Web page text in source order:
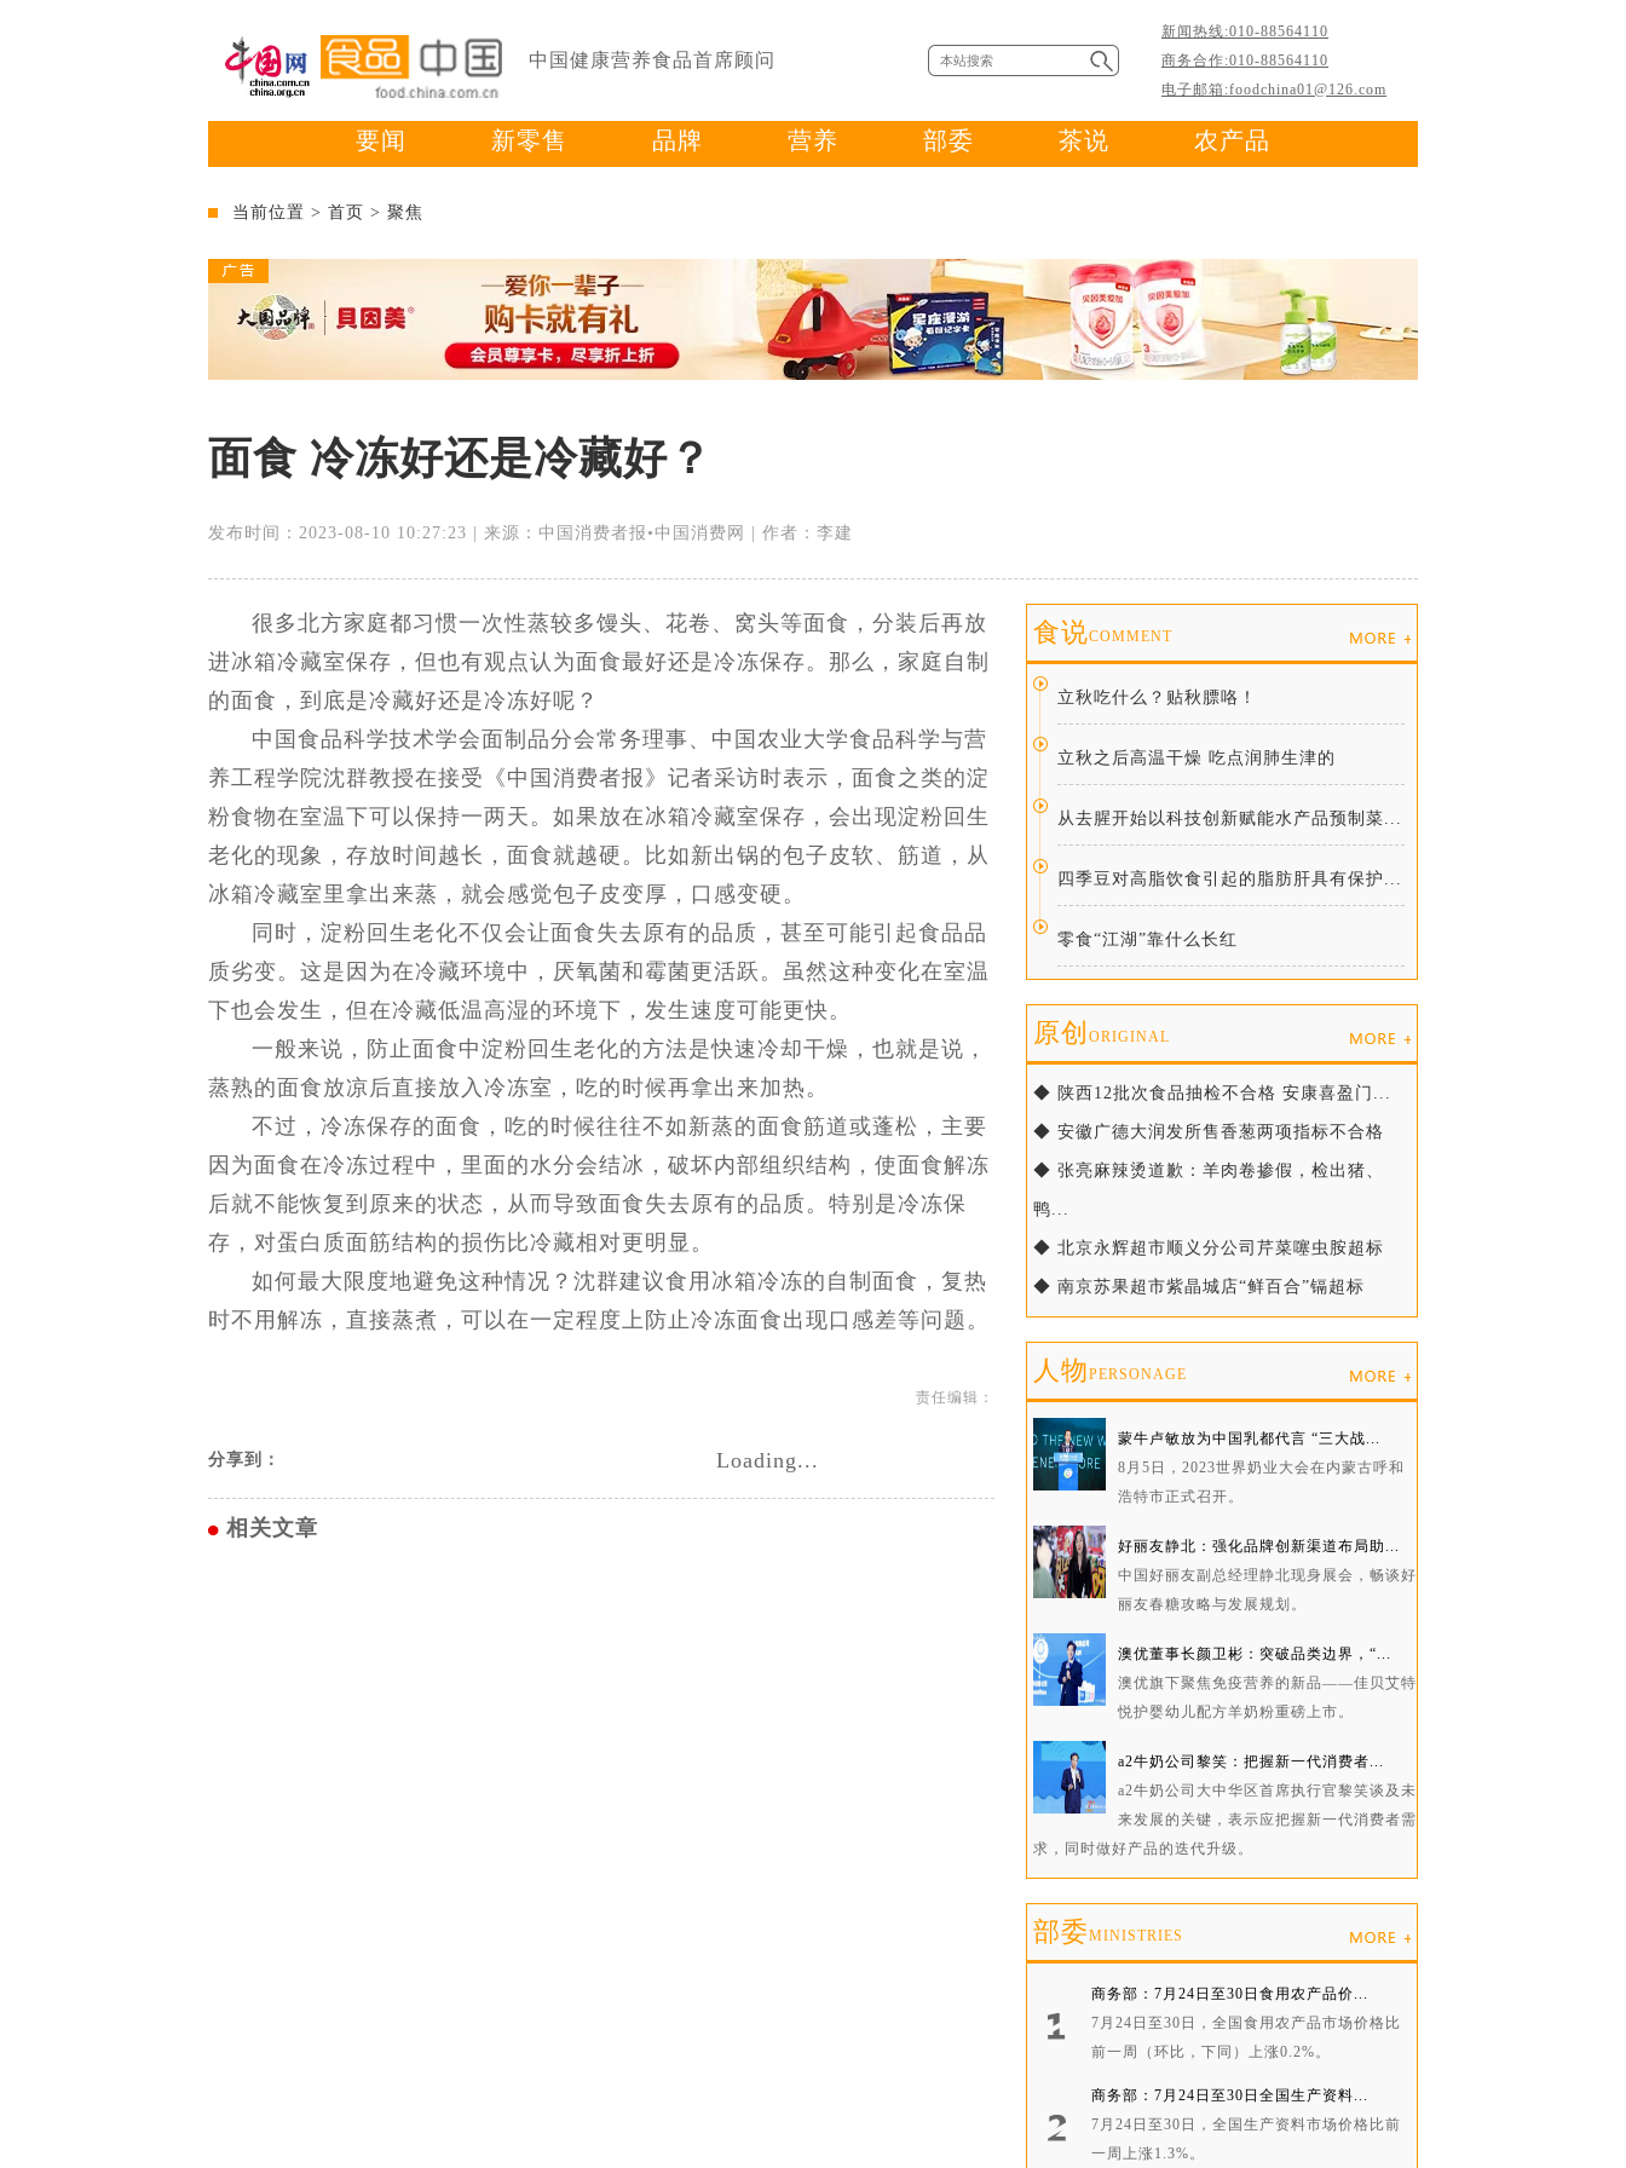
中国健康营养食品首席顾问
新闻热线:010-88564110
商务合作:010-88564110
电子邮箱:foodchina01@126.com
要闻 新零售 品牌 营养 部委 茶说 农产品
当前位置 > 首页 > 聚焦
面食 冷冻好还是冷藏好？
发布时间：2023-08-10 10:27:23 | 来源：中国消费者报•中国消费网 | 作者：李建
很多北方家庭都习惯一次性蒸较多馒头、花卷、窝头等面食，分装后再放
进冰箱冷藏室保存，但也有观点认为面食最好还是冷冻保存。那么，家庭自制
的面食，到底是冷藏好还是冷冻好呢？
中国食品科学技术学会面制品分会常务理事、中国农业大学食品科学与营
养工程学院沈群教授在接受《中国消费者报》记者采访时表示，面食之类的淀
粉食物在室温下可以保持一两天。如果放在冰箱冷藏室保存，会出现淀粉回生
老化的现象，存放时间越长，面食就越硬。比如新出锅的包子皮软、筋道，从
冰箱冷藏室里拿出来蒸，就会感觉包子皮变厚，口感变硬。
同时，淀粉回生老化不仅会让面食失去原有的品质，甚至可能引起食品品
质劣变。这是因为在冷藏环境中，厌氧菌和霉菌更活跃。虽然这种变化在室温
下也会发生，但在冷藏低温高湿的环境下，发生速度可能更快。
一般来说，防止面食中淀粉回生老化的方法是快速冷却干燥，也就是说，
蒸熟的面食放凉后直接放入冷冻室，吃的时候再拿出来加热。
不过，冷冻保存的面食，吃的时候往往不如新蒸的面食筋道或蓬松，主要
因为面食在冷冻过程中，里面的水分会结冰，破坏内部组织结构，使面食解冻
后就不能恢复到原来的状态，从而导致面食失去原有的品质。特别是冷冻保
存，对蛋白质面筋结构的损伤比冷藏相对更明显。
如何最大限度地避免这种情况？沈群建议食用冰箱冷冻的自制面食，复热
时不用解冻，直接蒸煮，可以在一定程度上防止冷冻面食出现口感差等问题。
责任编辑：
分享到： Loading...
相关文章
食说COMMENT
立秋吃什么？贴秋膘咯！
立秋之后高温干燥 吃点润肺生津的
从去腥开始以科技创新赋能水产品预制菜...
四季豆对高脂饮食引起的脂肪肝具有保护...
零食“江湖”靠什么长红
原创 ORIGINAL
◆ 陕西12批次食品抽检不合格 安康喜盈门...
◆ 安徽广德大润发所售香葱两项指标不合格
◆ 张亮麻辣烫道歉：羊肉卷掺假，检出猪、
鸭...
◆ 北京永辉超市顺义分公司芹菜噻虫胺超标
◆ 南京苏果超市紫晶城店“鲜百合”镉超标
人物PERSONAGE
蒙牛卢敏放为中国乳都代言 “三大战...
8月5日，2023世界奶业大会在内蒙古呼和
浩特市正式召开。
好丽友静北：强化品牌创新渠道布局助...
中国好丽友副总经理静北现身展会，畅谈好
丽友春糖攻略与发展规划。
澳优董事长颜卫彬：突破品类边界，“...
澳优旗下聚焦免疫营养的新品——佳贝艾特
悦护婴幼儿配方羊奶粉重磅上市。
a2牛奶公司黎笑：把握新一代消费者...
a2牛奶公司大中华区首席执行官黎笑谈及未
来发展的关键，表示应把握新一代消费者需
求，同时做好产品的迭代升级。
部委MINISTRIES
商务部：7月24日至30日食用农产品价...
7月24日至30日，全国食用农产品市场价格比
前一周（环比，下同）上涨0.2%。
商务部：7月24日至30日全国生产资料...
7月24日至30日，全国生产资料市场价格比前
一周上涨1.3%。